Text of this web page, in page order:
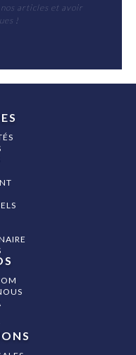
articles et avoir
!